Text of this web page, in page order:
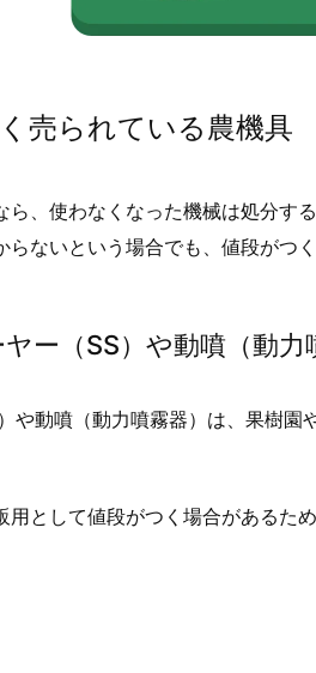
売られている農機具
ら、使わなくなった機械は処分す
ないという場合でも、値段がつく
ー（SS）や動噴（動力
や動噴（動力噴霧器）は、果樹
用として値段がつく場合があるた